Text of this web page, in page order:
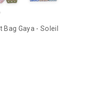
Gaya - Soleil